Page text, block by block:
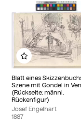
Blatt eines
Szene mit Gondel in
(Rückseite: männl.
Rückenfigur)
Josef Engelhart
1887
Zu meinem